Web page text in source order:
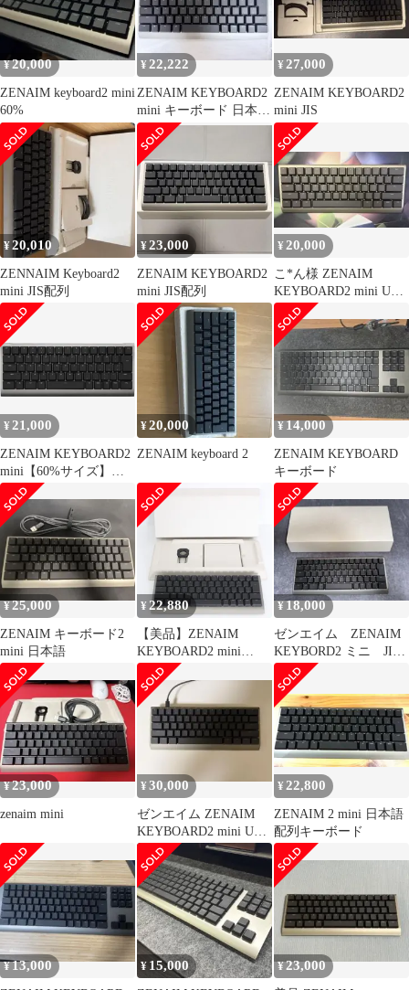
¥20,000
ZENAIM keyboard2 mini
60%
¥22,222
ZENAIM KEYBOARD2
mini キーボード 日本語
配列
¥27,000
ZENAIM KEYBOARD2
mini JIS
¥20,010
ZENNAIM Keyboard2
mini JIS配列
¥23,000
ZENAIM KEYBOARD2
mini JIS配列
¥ 20,000
こ*ん様 ZENAIM
KEYBOARD2 mini US
60％ KB009-
¥ 21,000
ZENAIM KEYBOARD2
mini【60%サイズ】日
本語配列
¥20,000
ZENAIM keyboard 2
¥14,000
ZENAIM KEYBOARD
キーボード
¥25,000
ZENAIM キーボード2
mini 日本語
¥22,880
【美品】ZENAIM
KEYBOARD2 mini
KB008-DGBK ゲーミン
グキーボード 60％サイ
ズ 日本語 JIS配列 ゼン
エイム 本体
¥18,000
ゼンエイム ZENAIM
KEYBORD2 ミニ JIS
配列
¥23,000
zenaim mini
¥30,000
ゼンエイム ZENAIM
KEYBOARD2 mini US
配列
¥ 22,800
ZENAIM 2 mini 日本語
配列キーボード
¥13,000 ¥ 15,000 ¥23,000